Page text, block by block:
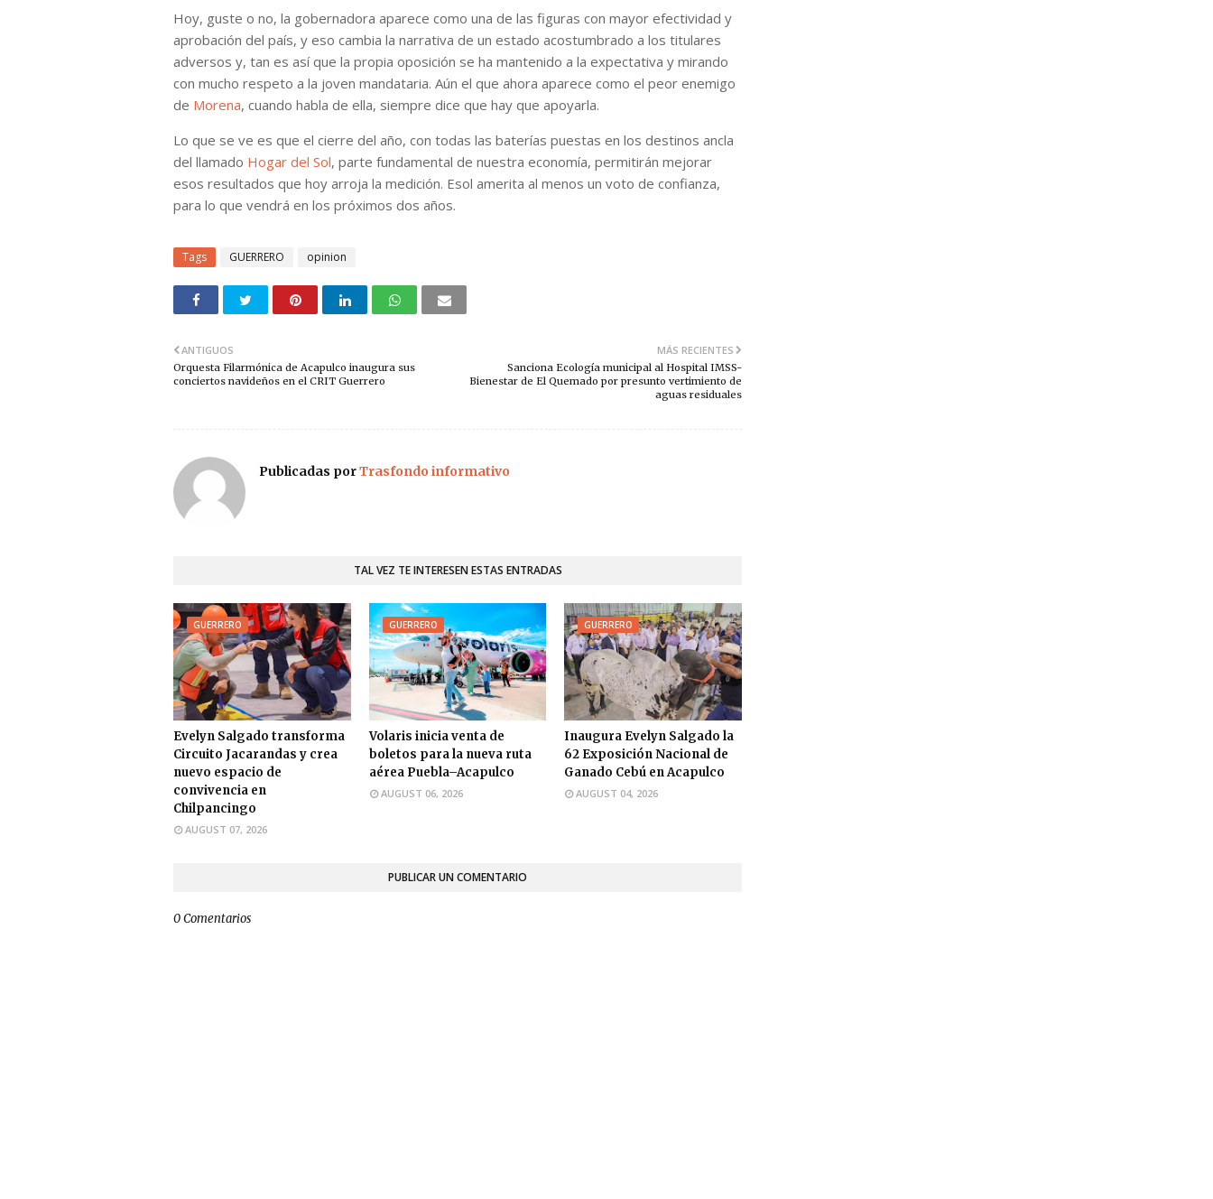
Hoy, guste o no, la gobernadora aparece como una de las figuras con mayor efectividad y
aprobación del país, y eso cambia la narrativa de un estado acostumbrado a los titulares
adversos y, tan es así que la propia oposición se ha mantenido a la expectativa y mirando
con mucho respeto a la joven mandataria. Aún el que ahora aparece como el peor enemigo
de Morena, cuando habla de ella, siempre dice que hay que apoyarla.
Lo que se ve es que el cierre del año, con todas las baterías puestas en los destinos ancla
del llamado Hogar del Sol, parte fundamental de nuestra economía, permitirán mejorar
esos resultados que hoy arroja la medición. Esol amerita al menos un voto de confianza,
para lo que vendrá en los próximos dos años.
Tags GUERRERO opinion
MÁS RECIENTES
Sanciona Ecología municipal al Hospital IMSS-
Bienestar de El Quemado por presunto vertimiento de
aguas residuales
ANTIGUOS
Orquesta Filarmónica de Acapulco inaugura sus
conciertos navideños en el CRIT Guerrero
Publicadas porTrasfondo informativo
TAL VEZ TE INTERESEN ESTAS ENTRADAS
GUERRERO
Evelyn Salgado transforma
Circuito Jacarandas y crea
nuevo espacio de
convivencia en
Chilpancingo
AUGUST 07, 2026
GUERRERO
Volaris inicia venta de
boletos para la nueva ruta
aérea Puebla–Acapulco
AUGUST 06, 2026
GUERRERO
Inaugura Evelyn Salgado la
62 Exposición Nacional de
Ganado Cebú en Acapulco
AUGUST 04, 2026
PUBLICAR UN COMENTARIO
0 Comentarios